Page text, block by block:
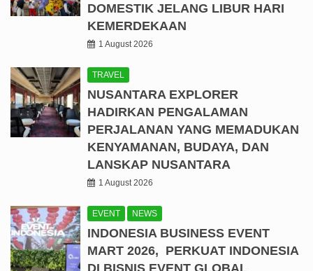
DOMESTIK JELANG LIBUR HARI
KEMERDEKAAN
1 August 2026
TRAVEL
NUSANTARA EXPLORER
HADIRKAN PENGALAMAN
PERJALANAN YANG MEMADUKAN
KENYAMANAN, BUDAYA, DAN
LANSKAP NUSANTARA
1 August 2026
EVENT NEWS
INDONESIA BUSINESS EVENT
MART 2026, PERKUAT INDONESIA